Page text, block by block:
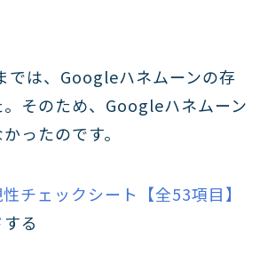
では、Googleハネムーンの存
そのため、Googleハネムーン
ったのです。
チェックシート【全53項目】
する